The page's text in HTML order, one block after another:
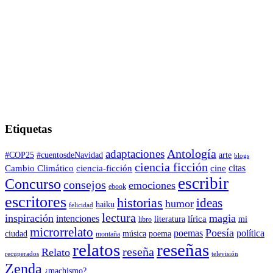
Etiquetas
#COP25 #cuentosdeNavidad adaptaciones Antología arte blogs
Cambio Climático ciencia-ficción ciencia ficción cine citas
Concurso consejos ebook emociones escribir
escritores felicidad haiku historias humor ideas
inspiración intenciones lectura libro literatura lírica magia mi
ciudad microrrelato montaña música poema poemas Poesía política
recuperados Relato relatosreseña reseñas televisión
Zenda ¿machismo?